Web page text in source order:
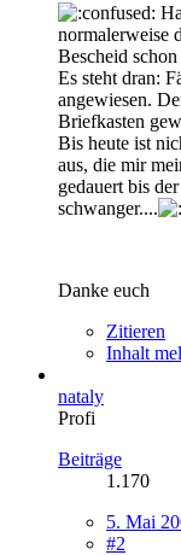
normalerweise
Bescheid
Es steht dran:
angewiesen.
Briefkasten
Bis heute ist
aus, die mir
gedauert bis
schwanger....
Danke euch
Zitieren
Inhalt
nataly
Profi
Beiträge
1.170
5. Mai
#2